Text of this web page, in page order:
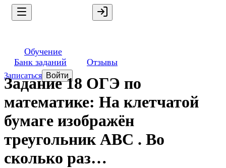
Обучение
Банк заданий
Отзывы
Записаться Войти
Задание 18 ОГЭ по
математике: На клетчатой
бумаге изображён
треугольник ABC . Во
сколько раз…